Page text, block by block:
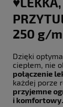
250 g/
Dzięki
ciepłem, nie
połączenie
każdej porze
przyjemne
i komfortowy.